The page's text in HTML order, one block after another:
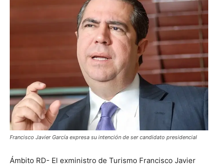
Francisco Javier García expresa su intención de ser candidato presidencial
Ámbito RD- El exministro de Turismo Francisco Javier